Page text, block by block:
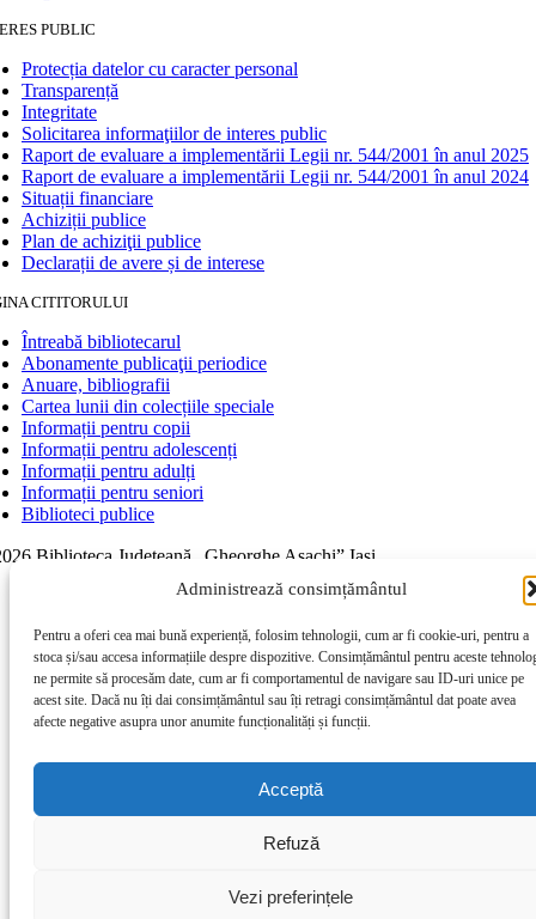
Administrează consimțământul
Pentru a oferi cea mai bună experiență, folosim tehnologii, cum ar fi cookie-uri, pentru a
stoca și/sau accesa informațiile despre dispozitive. Consimțământul pentru aceste
ne permite să procesăm date, cum ar fi comportamentul de navigare sau ID-uri unice pe
acest site. Dacă nu îți dai consimțământul sau îți retragi consimțământul dat poate avea
afecte negative asupra unor anumite funcționalități și funcții.
Acceptă
Refuză
Vezi preferințele
PUBLIC
Protecția datelor cu caracter personal
Transparență
Integritate
Solicitarea informaţiilor de interes public
Raport de evaluare a implementării Legii nr. 544/2001 în anul 2025
Raport de evaluare a implementării Legii nr. 544/2001 în anul 2024
Situații financiare
Achiziții publice
Plan de achiziţii publice
Declarații de avere și de interese
CITITORULUI
Întreabă bibliotecarul
Abonamente publicaţii periodice
Anuare, bibliografii
Cartea lunii din colecțiile speciale
Informații pentru copii
Informații pentru adolescenți
Informații pentru adulți
Informații pentru seniori
Biblioteci publice
Biblioteca Judeţeană „Gheorghe Asachi” Iaşi